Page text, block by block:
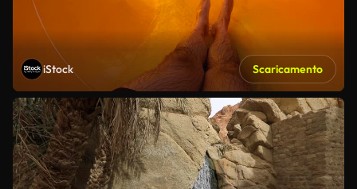
iStock Scaricamento